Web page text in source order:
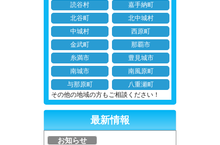
読谷村
嘉手納町
北谷町
北中城村
中城村
西原町
金武町
那覇市
糸満市
豊見城市
南城市
南風原町
与那原町
八重瀬町
その他の地域の方もご相談ください！
最新情報
お知らせ